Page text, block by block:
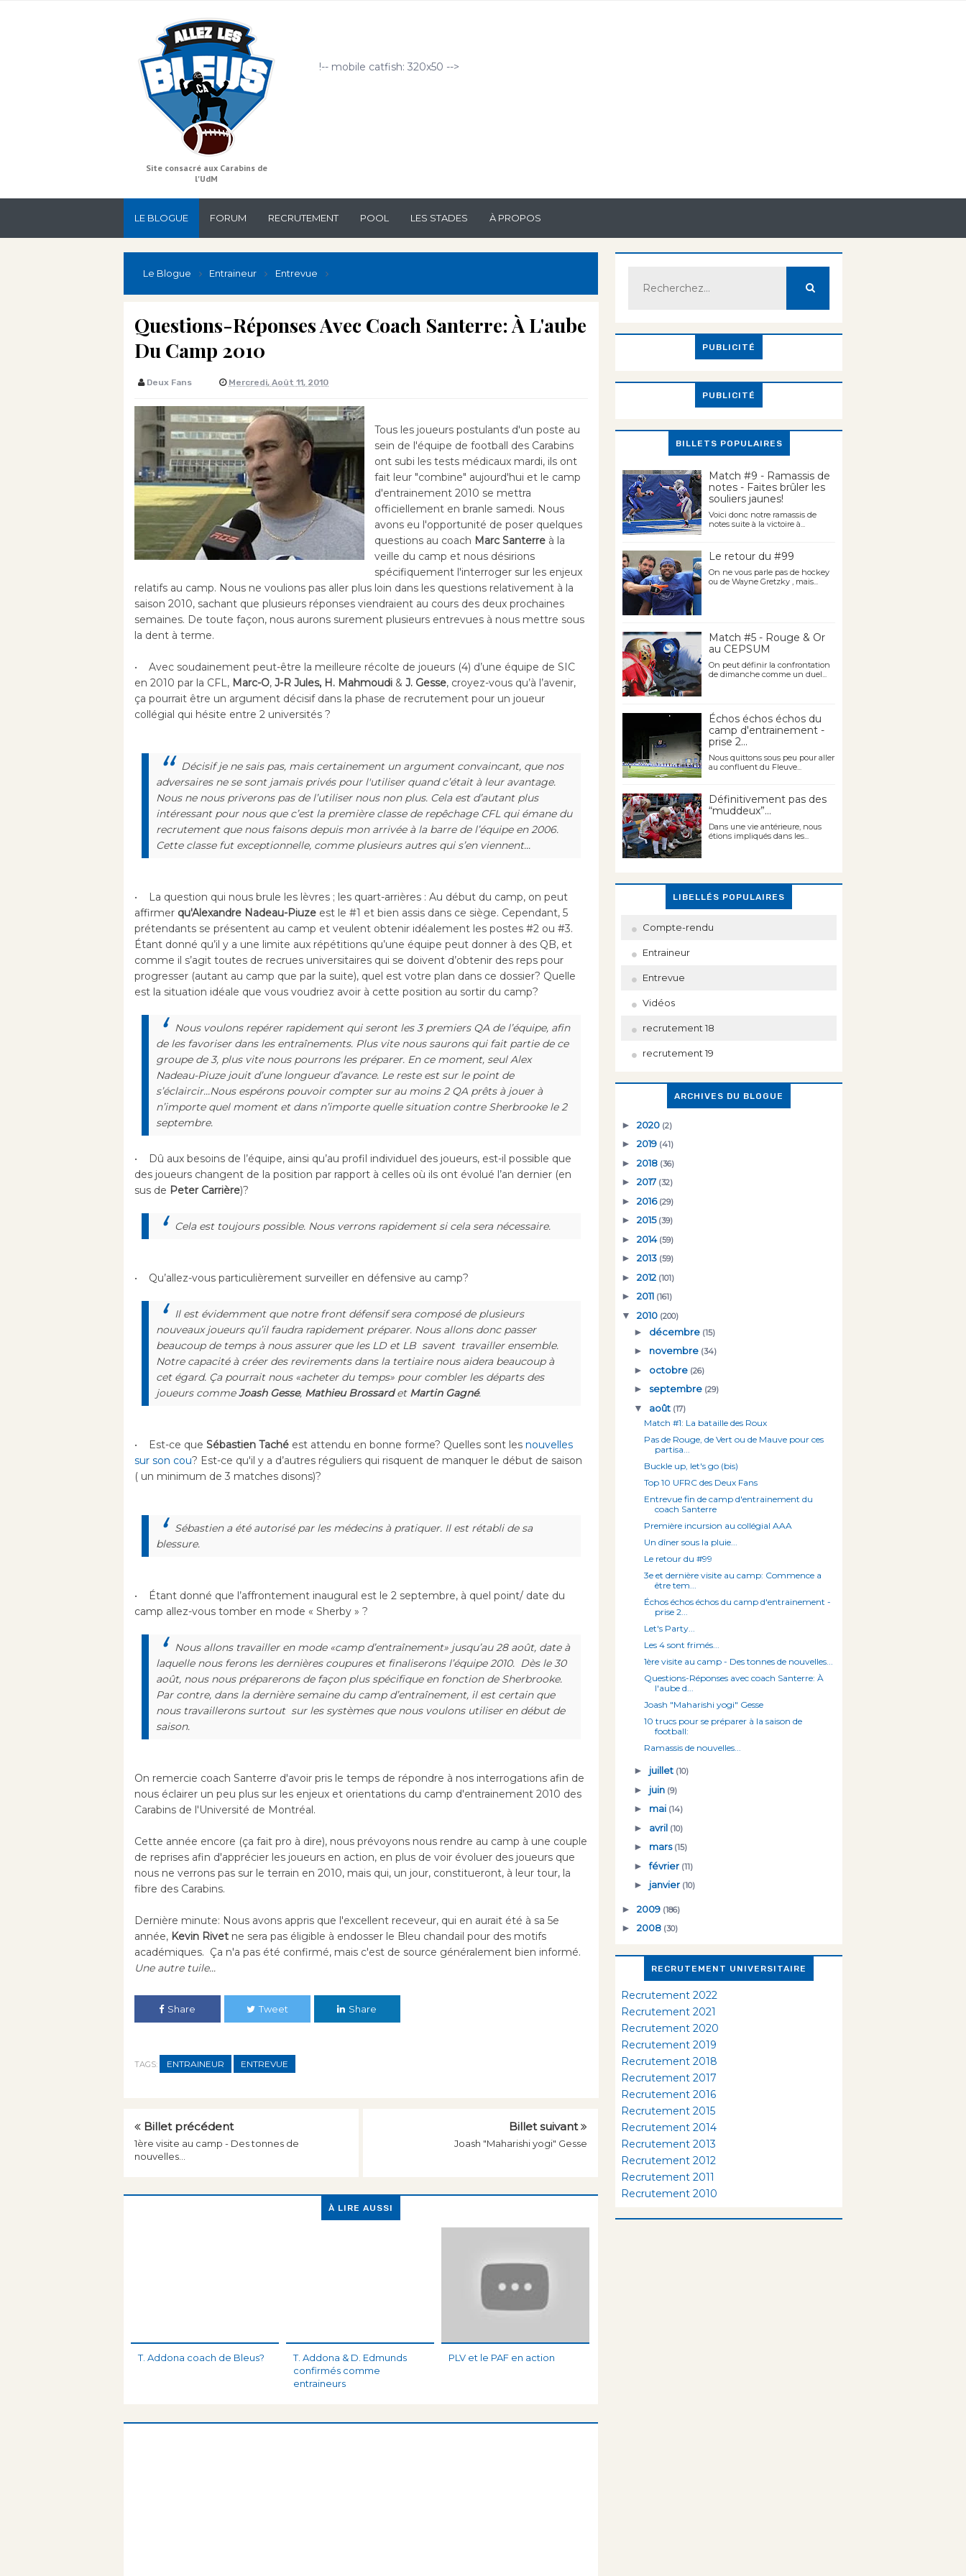
Site consacré aux Carabins de
l'UdM
!-- mobile catfish: 320x50 -->
LE BLOGUE FORUM RECRUTEMENT POOL LES STADES À PROPOS
Le Blogue Entraineur Entrevue
Questions-Réponses Avec Coach Santerre: À L'aube
Du Camp 2010
Deux Fans Mercredi, Août 11, 2010
Tous les joueurs postulants d'un poste au
sein de l'équipe de football des Carabins
ont subi les tests médicaux mardi, ils ont
fait leur "combine" aujourd'hui et le camp
d'entrainement 2010 se mettra
officiellement en branle samedi. Nous
avons eu l'opportunité de poser quelques
questions au coach Marc Santerre à la
veille du camp et nous désirions
spécifiquement l'interroger sur les enjeux
relatifs au camp. Nous ne voulions pas aller plus loin dans les questions relativement à la
saison 2010, sachant que plusieurs réponses viendraient au cours des deux prochaines
semaines. De toute façon, nous aurons surement plusieurs entrevues à nous mettre sous
la dent à terme.
• Avec soudainement peut-être la meilleure récolte de joueurs (4) d’une équipe de SIC
en 2010 par la CFL, Marc-O, J-R Jules, H. Mahmoudi & J. Gesse, croyez-vous qu’à l’avenir,
ça pourrait être un argument décisif dans la phase de recrutement pour un joueur
collégial qui hésite entre 2 universités ?
Décisif je ne sais pas, mais certainement un argument convaincant, que nos
adversaires ne se sont jamais privés pour l'utiliser quand c’était à leur avantage.
Nous ne nous priverons pas de l’utiliser nous non plus. Cela est d’autant plus
intéressant pour nous que c’est la première classe de repêchage CFL qui émane du
recrutement que nous faisons depuis mon arrivée à la barre de l’équipe en 2006.
Cette classe fut exceptionnelle, comme plusieurs autres qui s’en viennent...
• La question qui nous brule les lèvres ; les quart-arrières : Au début du camp, on peut
affirmer qu'Alexandre Nadeau-Piuze est le #1 et bien assis dans ce siège. Cependant, 5
prétendants se présentent au camp et veulent obtenir idéalement les postes #2 ou #3.
Étant donné qu’il y a une limite aux répétitions qu’une équipe peut donner à des QB, et
comme il s’agit toutes de recrues universitaires qui se doivent d’obtenir des reps pour
progresser (autant au camp que par la suite), quel est votre plan dans ce dossier? Quelle
est la situation idéale que vous voudriez avoir à cette position au sortir du camp?
Nous voulons repérer rapidement qui seront les 3 premiers QA de l’équipe, afin
de les favoriser dans les entraînements. Plus vite nous saurons qui fait partie de ce
groupe de 3, plus vite nous pourrons les préparer. En ce moment, seul Alex
Nadeau-Piuze jouit d’une longueur d’avance. Le reste est sur le point de
s’éclaircir…Nous espérons pouvoir compter sur au moins 2 QA prêts à jouer à
n’importe quel moment et dans n’importe quelle situation contre Sherbrooke le 2
septembre.
• Dû aux besoins de l’équipe, ainsi qu’au profil individuel des joueurs, est-il possible que
des joueurs changent de la position par rapport à celles où ils ont évolué l’an dernier (en
sus de Peter Carrière)?
Cela est toujours possible. Nous verrons rapidement si cela sera nécessaire.
• Qu’allez-vous particulièrement surveiller en défensive au camp?
Il est évidemment que notre front défensif sera composé de plusieurs
nouveaux joueurs qu’il faudra rapidement préparer. Nous allons donc passer
beaucoup de temps à nous assurer que les LD et LB savent travailler ensemble.
Notre capacité à créer des revirements dans la tertiaire nous aidera beaucoup à
cet égard. Ça pourrait nous «acheter du temps» pour combler les départs des
joueurs commeJoash Gesse, Mathieu Brossardet Martin Gagné.
• Est-ce que Sébastien Taché est attendu en bonne forme? Quelles sont les nouvelles
sur son cou? Est-ce qu'il y a d’autres réguliers qui risquent de manquer le début de saison
( un minimum de 3 matches disons)?
Sébastien a été autorisé par les médecins à pratiquer. Il est rétabli de sa
blessure.
• Étant donné que l’affrontement inaugural est le 2 septembre, à quel point/ date du
camp allez-vous tomber en mode « Sherby » ?
Nous allons travailler en mode «camp d’entraînement» jusqu’au 28 août, date à
laquelle nous ferons les dernières coupures et finaliserons l’équipe 2010. Dès le 30
août, nous nous préparerons de façon plus spécifique en fonction de Sherbrooke.
Par contre, dans la dernière semaine du camp d’entraînement, il est certain que
nous travaillerons surtout sur les systèmes que nous voulons utiliser en début de
saison.
On remercie coach Santerre d'avoir pris le temps de répondre à nos interrogations afin de
nous éclairer un peu plus sur les enjeux et orientations du camp d'entrainement 2010 des
Carabins de l'Université de Montréal.
Cette année encore (ça fait pro à dire), nous prévoyons nous rendre au camp à une couple
de reprises afin d'apprécier les joueurs en action, en plus de voir évoluer des joueurs que
nous ne verrons pas sur le terrain en 2010, mais qui, un jour, constitueront, à leur tour, la
fibre des Carabins.
Dernière minute: Nous avons appris que l'excellent receveur, qui en aurait été à sa 5e
année, Kevin Rivet ne sera pas éligible à endosser le Bleu chandail pour des motifs
académiques. Ça n'a pas été confirmé, mais c'est de source généralement bien informé.
Une autre tuile...
Share Tweet Share
TAGS: ENTRAINEUR ENTREVUE
Billet précédent
1ère visite au camp - Des tonnes de
nouvelles...
Billet suivant
Joash "Maharishi yogi" Gesse
À LIRE AUSSI
T. Addona coach de Bleus?
T. Addona & D. Edmunds
confirmés comme
entraineurs
PLV et le PAF en action
PUBLICITÉ
PUBLICITÉ
BILLETS POPULAIRES
Match #9 - Ramassis de
notes - Faites brûler les
souliers jaunes!
Voici donc notre ramassis de
notes suite à la victoire à...
Le retour du #99
On ne vous parle pas de hockey
ou de Wayne Gretzky , mais...
Match #5 - Rouge & Or
au CEPSUM
On peut définir la confrontation
de dimanche comme un duel...
Échos échos échos du
camp d'entrainement -
prise 2...
Nous quittons sous peu pour aller
au confluent du Fleuve...
Définitivement pas des
“muddeux”...
Dans une vie antérieure, nous
étions impliqués dans les...
LIBELLÉS POPULAIRES
Compte-rendu
Entraineur
Entrevue
Vidéos
recrutement 18
recrutement 19
ARCHIVES DU BLOGUE
► 2020 (2)
► 2019 (41)
► 2018 (36)
► 2017 (32)
► 2016 (29)
► 2015 (39)
► 2014 (59)
► 2013 (59)
► 2012 (101)
► 2011 (161)
▼ 2010 (200)
► décembre (15)
► novembre (34)
► octobre (26)
► septembre (29)
▼ août (17)
Match #1: La bataille des Roux
Pas de Rouge, de Vert ou de Mauve pour ces
partisa...
Buckle up, let's go (bis)
Top 10 UFRC des Deux Fans
Entrevue fin de camp d'entrainement du
coach Santerre
Première incursion au collégial AAA
Un dîner sous la pluie...
Le retour du #99
3e et dernière visite au camp: Commence a
être tem...
Échos échos échos du camp d'entrainement -
prise 2...
Let's Party...
Les 4 sont frimés...
1ère visite au camp - Des tonnes de nouvelles...
Questions-Réponses avec coach Santerre: À
l'aube d...
Joash "Maharishi yogi" Gesse
10 trucs pour se préparer à la saison de
football:
Ramassis de nouvelles...
► juillet (10)
► juin (9)
► mai (14)
► avril (10)
► mars (15)
►février (11)
► janvier (10)
► 2009 (186)
► 2008 (30)
RECRUTEMENT UNIVERSITAIRE
Recrutement 2022
Recrutement 2021
Recrutement 2020
Recrutement 2019
Recrutement 2018
Recrutement 2017
Recrutement 2016
Recrutement 2015
Recrutement 2014
Recrutement 2013
Recrutement 2012
Recrutement 2011
Recrutement 2010